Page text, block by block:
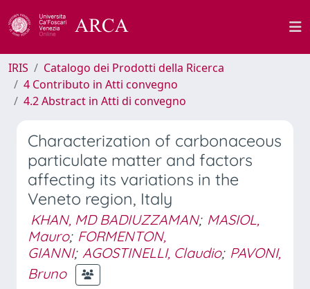
IRIS
Catalogo dei Prodotti della Ricerca
4 Contributo in Atti convegno
4.2 Abstract in Atti di convegno
Characterization of carbonaceous
particulate matter and factors
affecting its variations in the
Veneto region, Italy
KHAN, MD BADIUZZAMAN; MASIOL,
Mauro; FORMENTON,
GIANNI; AGOSTINELLI, Claudio; PAVONI,
Bruno